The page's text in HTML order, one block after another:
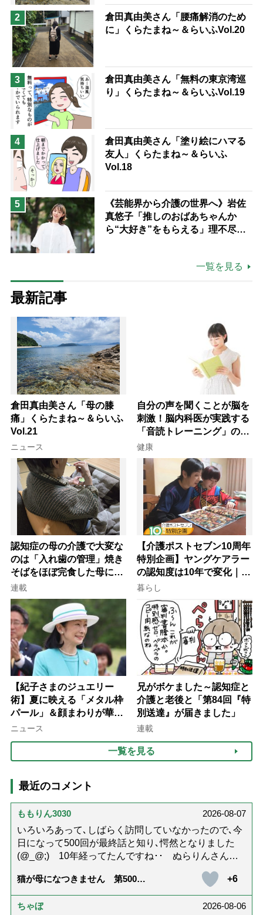
2
倉田真由美さん「腰痛解消のため
に」くらたまね～＆らいふVol.20
3
倉田真由美さん「無料の東京湾巡
り」くらたまね～＆らいふVol.19
4
倉田真由美さん「塗り絵にハマる
友人」くらたまね～＆らいふ
Vol.18
5
《芸能界から介護の世界へ》岩佐
真悠子「推しのおばあちゃんか
ら“大好き”をもらえる」理不尽さ
一覧を見る
最新記事
倉田真由美さん「母の膝
痛」くらたまね～＆らいふ
Vol.21
ニュース
自分の声を聞くことが脳を
刺激！脳内科医が実践する
「音読トレーニング」の極
意
健康
認知症の母の介護で大変な
のは「入れ歯の管理」焼き
そばをほぼ完食した母に息
子が血の気が引いた理由
連載
【介護ポストセブン10周年
特別企画】ヤングケアラー
の認知度は10年で変化｜流
行語大賞にノミネート、法
律にも明記されたが果たし
て現在は？
暮らし
【紀子さまのジュエリー
術】夏に映える「メタル枠
パール」＆顔まわりが華や
ぐ「揺れる一粒」の使い分
ニュース
兄がボケました～認知症と
介護と老後と「第84回『特
別送達』が届きました」
連載
一覧を見る
最近のコメント
ももりん3030
2026-08-07
いろいろあって､しばらく訪問していなかったので､今
日になって500回が最終話と知り､愕然となりました
(@_@;) 10年経ってたんですね･･ ぬらりんさんの
護では身内に理解してもらえないもどかしさを感じた
り､いろいろありましたが､ぬらりんさんの文章を読ん
で心救われたことが多々ありました。不定期での近況
猫が母になつきません 第500話
+6
ちゃぼ
2026-08-06